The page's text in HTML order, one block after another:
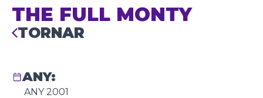
THE FULL MONTY
TORNAR
ANY:
ANY 2001